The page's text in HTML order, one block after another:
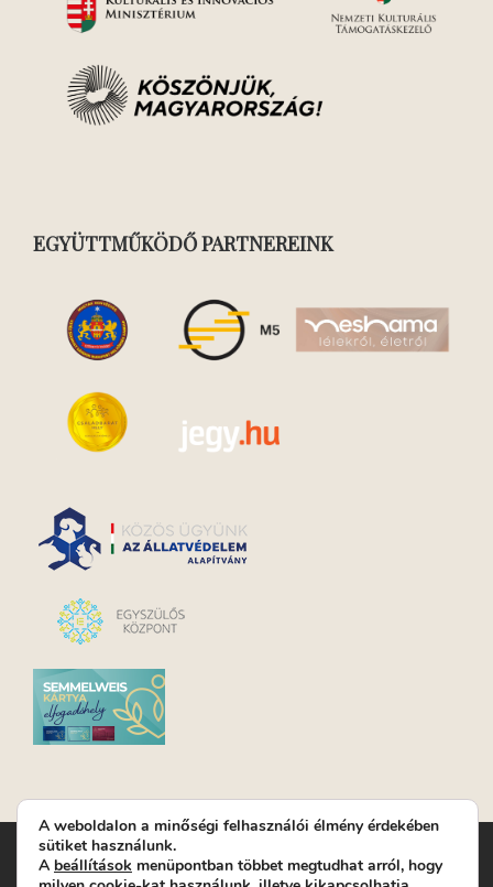
EGYÜTTMŰKÖDŐ PARTNEREINK
Turay Ida Színház Közhasznú Nonprofit Kft. | Működési
helyszín: Turay Ida Színház 1089 Budapest, Kálvária tér 6. |
A weboldalon a minőségi felhasználói élmény érdekében
sütiket használunk.
A beállítások menüpontban többet megtudhat arról, hogy